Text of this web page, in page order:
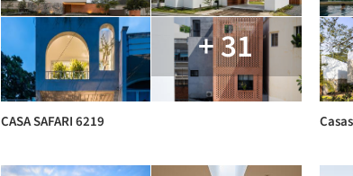
+ 31
CASA SAFARI 6219